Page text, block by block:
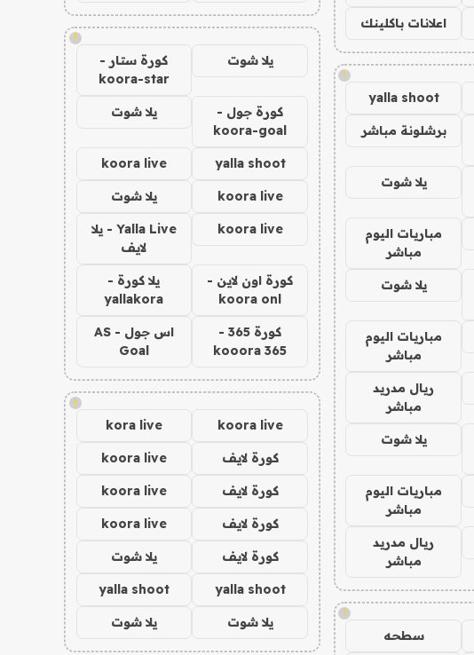
اعلانات باكلينك
!
yalla shoot
برشلونة مباشر
يلا شوت
مباريات اليوم
مباشر
يلا شوت
مباريات اليوم
مباشر
ريال مدريد
مباشر
يلا شوت
مباريات اليوم
مباشر
ريال مدريد
مباشر
!
سطحه
!
يلا شوت
كورة ستار -
koora-star
كورة جول -
koora-goal
يلا شوت
yalla shoot
koora live
koora live يلا شوت
koora live
Yalla Live - يلا
لايف
كورة اون لاين -
koora onl
يلا كورة -
yallakora
كورة 365 -
kooora 365
اس جول - AS
Goal
!
koora live
kora live
كورة لايف koora live
كورة لايف koora live
كورة لايف koora live
كورة لايف يلا شوت
yalla shoot
yalla shoot
يلا شوت يلا شوت